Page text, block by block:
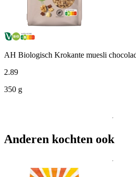
AH Biologisch Krokante muesli
2.89
350 g
Anderen kochten ook